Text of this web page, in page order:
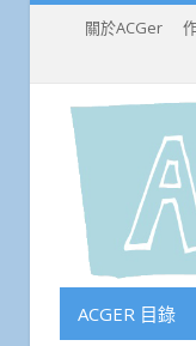
關於ACGer
ACGER 目錄